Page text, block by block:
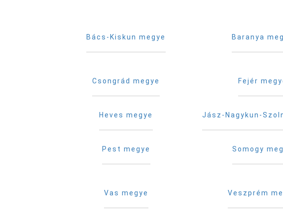
Bács-Kiskun megye Baranya
Csongrád megye Fejér
Heves megye Jász-Nagykun-
Pest megye Somogy
Vas megye Veszprém